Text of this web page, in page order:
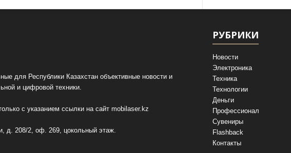
для Республики Казахстан объективные новости и
и цифровой техники.
с указанием ссылки на сайт mobilaser.kz
д. 208/2, оф. 269, цокольный этаж.
РУБРИКИ
Новости
Электроника
Техника
Технологии
Деньги
Профессионал
Сувениры
Flashback
Контакты